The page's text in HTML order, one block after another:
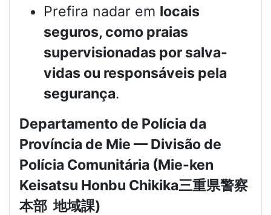
Prefira nadar em locais
seguros, como praias
supervisionadas por salva-
vidas ou responsáveis pela
segurança.
Departamento de Polícia da
Província de Mie — Divisão de
Polícia Comunitária (Mie-ken
Keisatsu Honbu Chikika三重県警察
本部 地域課)